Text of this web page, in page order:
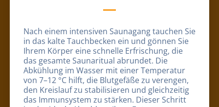
Nach einem intensiven Saunagang tauchen Sie
in das kalte Tauchbecken ein und gönnen Sie
Ihrem Körper eine schnelle Erfrischung, die
das gesamte Saunaritual abrundet. Die
Abkühlung im Wasser mit einer Temperatur
von 7–12 °C hilft, die Blutgefäße zu verengen,
den Kreislauf zu stabilisieren und gleichzeitig
das Immunsystem zu stärken. Dieser Schritt